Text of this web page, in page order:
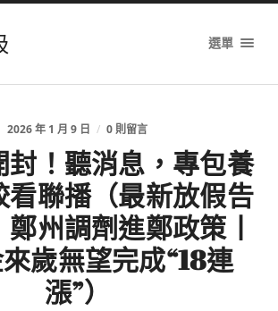
選單
2026 年 1 月 9 日 / 0 則留言
封！聽消息，專包養
看聯播（最新放假告
州調劑進鄭政策丨
歲無望完成“18連
漲”）